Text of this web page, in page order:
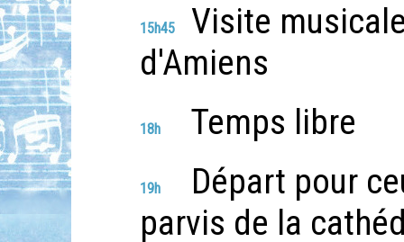
15h45
Visite
d'Amiens
18h Temps libre
19h
Départ pour
parvis de la